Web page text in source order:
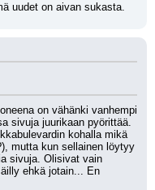
uudet on aivan sukasta.
on vähänki vanhempi
sivuja juurikaan pyörittää.
kohalla mikä
mutta kun sellainen löytyy
sivuja. Olisivat vain
ehkä jotain... En